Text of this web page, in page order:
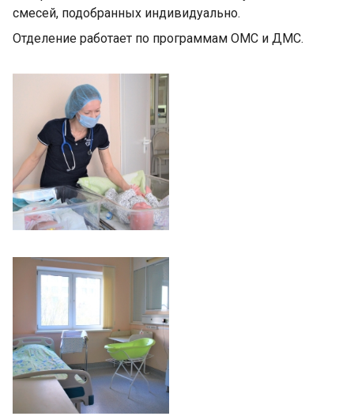
смесей, подобранных индивидуально.
Отделение работает по программам ОМС и ДМС.